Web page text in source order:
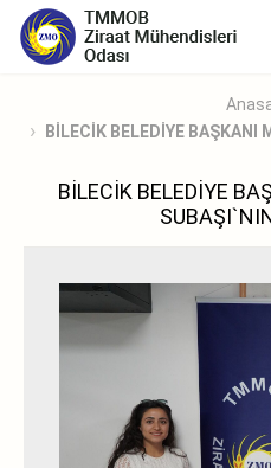
BİLECİK BELEDİYE BAŞKANI
BİLECİK BELEDİYE